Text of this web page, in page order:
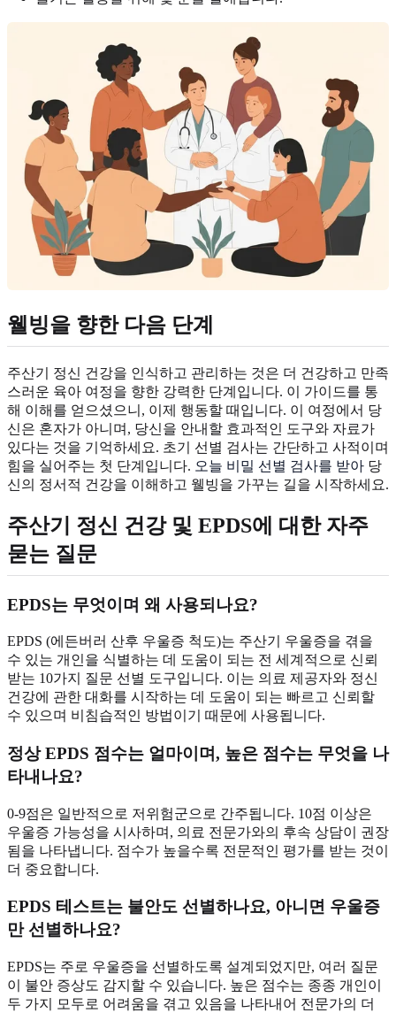
웰빙을 향한 다음 단계
주산기 정신 건강을 인식하고 관리하는 것은 더 건강하고 만족
스러운 육아 여정을 향한 강력한 단계입니다. 이 가이드를 통
해 이해를 얻으셨으니, 이제 행동할 때입니다. 이 여정에서 당
신은 혼자가 아니며, 당신을 안내할 효과적인 도구와 자료가
있다는 것을 기억하세요. 초기 선별 검사는 간단하고 사적이며
힘을 실어주는 첫 단계입니다. 오늘 비밀 선별 검사를 받아 당
신의 정서적 건강을 이해하고 웰빙을 가꾸는 길을 시작하세요.
주산기 정신 건강 및 EPDS에 대한 자주
묻는 질문
EPDS는 무엇이며 왜 사용되나요?
EPDS (에든버러 산후 우울증 척도)는 주산기 우울증을 겪을
수 있는 개인을 식별하는 데 도움이 되는 전 세계적으로 신뢰
받는 10가지 질문 선별 도구입니다. 이는 의료 제공자와 정신
건강에 관한 대화를 시작하는 데 도움이 되는 빠르고 신뢰할
수 있으며 비침습적인 방법이기 때문에 사용됩니다.
정상 EPDS 점수는 얼마이며, 높은 점수는 무엇을 나
타내나요?
0-9점은 일반적으로 저위험군으로 간주됩니다. 10점 이상은
우울증 가능성을 시사하며, 의료 전문가와의 후속 상담이 권장
됨을 나타냅니다. 점수가 높을수록 전문적인 평가를 받는 것이
더 중요합니다.
EPDS 테스트는 불안도 선별하나요, 아니면 우울증
만 선별하나요?
EPDS는 주로 우울증을 선별하도록 설계되었지만, 여러 질문
이 불안 증상도 감지할 수 있습니다. 높은 점수는 종종 개인이
두 가지 모두로 어려움을 겪고 있음을 나타내어 전문가의 더